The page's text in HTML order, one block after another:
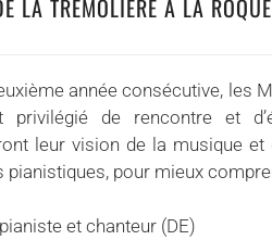
LA TRÉMOLIÈRE À LA
année consécutive, les
privilégié de rencontre et
leur vision de la musique
pianistiques, pour mieux
et chanteur (DE)